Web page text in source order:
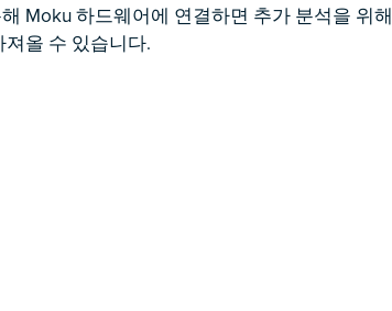
Moku 하드웨어에 연결하면 추가 분석을 위해
올 수 있습니다.